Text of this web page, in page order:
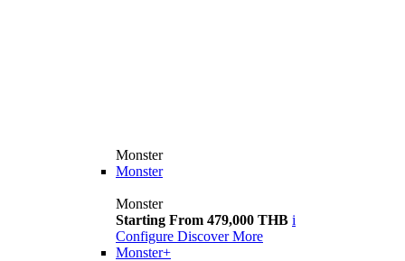
Monster
Monster
Monster
Starting From 479,000 THB i
Configure Discover More
Monster+